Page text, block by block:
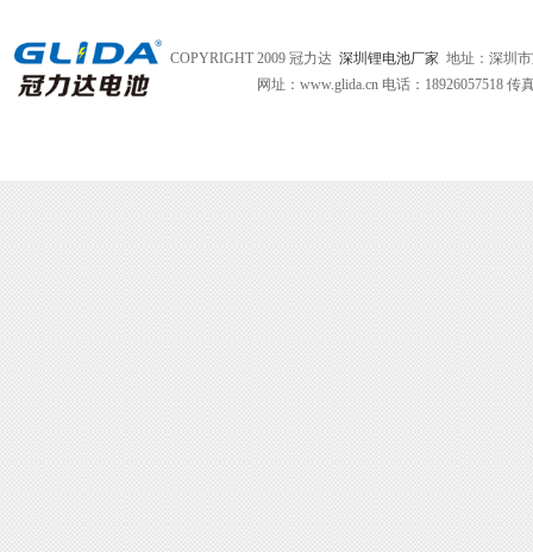
COPYRIGHT 2009 冠力达 深圳锂电池厂家 地址：深圳
网址：www.glida.cn 电话：18926057518 传